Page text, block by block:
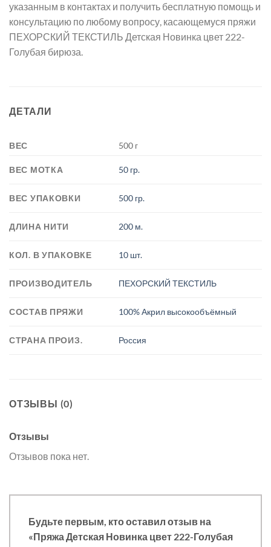
указанным в контактах и получить бесплатную помощь и
консультацию по любому вопросу, касающемуся пряжи
ПЕХОРСКИЙ ТЕКСТИЛЬ Детская Новинка цвет 222-
Голубая бирюза.
ДЕТАЛИ
ВЕС 500 г
ВЕС МОТКА 50 гр.
ВЕС УПАКОВКИ 500 гр.
ДЛИНА НИТИ 200 м.
КОЛ. В УПАКОВКЕ 10 шт.
ПРОИЗВОДИТЕЛЬ ПЕХОРСКИЙ ТЕКСТИЛЬ
СОСТАВ ПРЯЖИ 100% Акрил высокообъёмный
СТРАНА ПРОИЗ. Россия
ОТЗЫВЫ (0)
Отзывы
Отзывов пока нет.
Будьте первым, кто оставил отзыв на
«Пряжа Детская Новинка цвет 222-Голубая